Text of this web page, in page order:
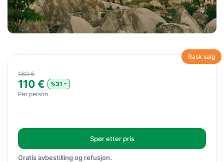
Rask salg
160 €
110 €
%31
Per person
Spør etter pris
Gratis avbestilling og refusjon.